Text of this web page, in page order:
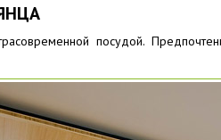
посудой.